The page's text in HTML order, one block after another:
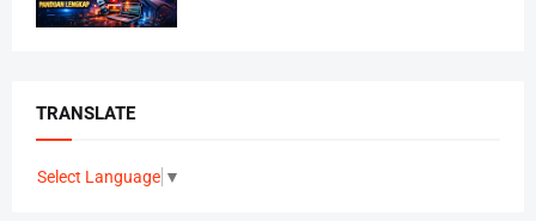
TRANSLATE
Select Language ▼